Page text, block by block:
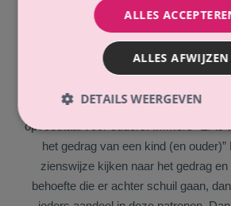
In mijn werk als kindertherapeut ga
herkenbaar. Het boek is geschreven
opvoedtaal voor ouders. Immers “Er is
het gedrag van een kind (en
zienswijze kijken naar het gedrag
behoefte die er achter schuil gaan,
ALLES
ALLES AFWIJZEN
DETAILS WEERGEVEN